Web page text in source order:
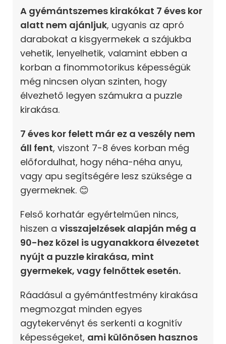
A gyémántszemes kirakókat 7 éves kor
alatt nem ajánljuk, ugyanis az apró
darabokat a kisgyermekek a szájukba
vehetik, lenyelhetik, valamint ebben a
korban a finommotorikus képességük
még nincsen olyan szinten, hogy
élvezhető legyen számukra a puzzle
kirakása.
7 éves kor felett már ez a veszély nem
áll fent, viszont 7-8 éves korban még
előfordulhat, hogy néha-néha anyu,
vagy apu segítségére lesz szüksége a
gyermeknek. 😊
Felső korhatár egyértelműen nincs,
hiszen a visszajelzések alapján még a
90-hez közel is ugyanakkora élvezetet
nyújt a puzzle kirakása, mint
gyermekek, vagy felnőttek esetén.
Ráadásul a gyémántfestmény kirakása
megmozgat minden egyes
agytekervényt és serkenti a kognitív
képességeket, ami különösen hasznos